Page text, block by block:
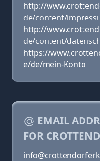
http://
de/content/
http://
de/content/
https://
e/de/mein-Konto
EMAIL
FOR